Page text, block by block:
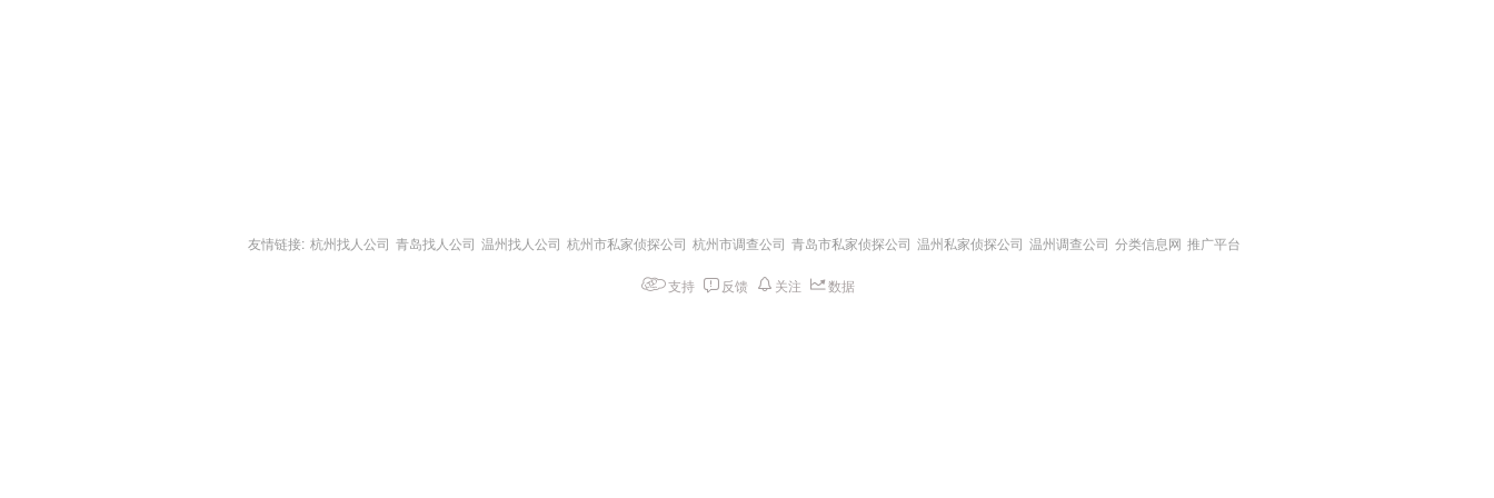
友情链接: 杭州找人公司 青岛找人公司 温州找人公司 杭州市私家侦探公司 杭州市调查公司 青岛市私家侦探公司 温州私家侦探公司 温州调查公司 分类信息网 推广平台
支持 反馈 关注 数据